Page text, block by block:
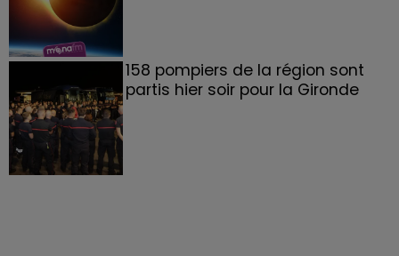
158 pompiers de la région sont
partis hier soir pour la Gironde